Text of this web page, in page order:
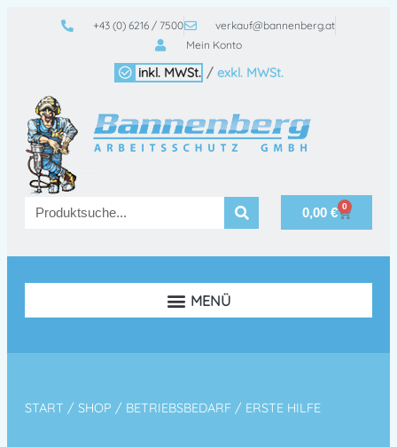
+43 (0) 6216 / 7500
verkauf@bannenberg.at
Mein Konto
inkl. MWSt. / exkl. MWSt.
0,00 € 0
START / SHOP / BETRIEBSBEDARF / ERSTE HILFE